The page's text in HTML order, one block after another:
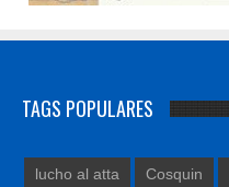
TAGS POPULARES
lucho al atta Cosquin